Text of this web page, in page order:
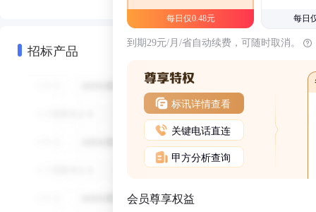
招标产品
每日仅0.48元 每日
到期29元/月/省自动续费，可随时取消。
标讯详情查看
关键电话直连
甲方分析查询
会员尊享权益